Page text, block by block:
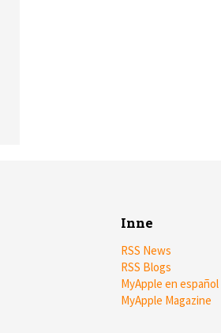
Inne
RSS News
RSS Blogs
MyApple en español
MyApple Magazine